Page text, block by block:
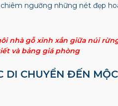
ngưỡng những nét đẹp
nhà gỗ xinh xắn giữa núi
và bảng giá phòng
CHUYỂN ĐẾN